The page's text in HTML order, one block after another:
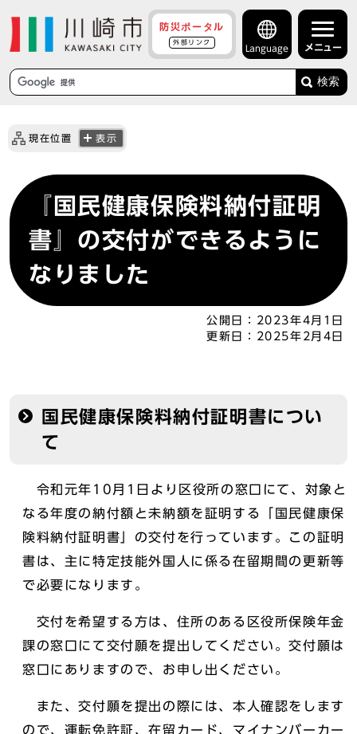
防災ポータル
外部リンク
Language メニュー
検索
現在位置 表示
『国民健康保険料納付証明
書』の交付ができるように
なりました
公開日：
2023年4月1日
更新日：
2025年2月4日
国民健康保険料納付証明書につい
て
令和元年10月1日より区役所の窓口にて、対象と
なる年度の納付額と未納額を証明する「国民健康保
険料納付証明書」の交付を行っています。この証明
書は、主に特定技能外国人に係る在留期間の更新等
で必要になります。
交付を希望する方は、住所のある区役所保険年金
課の窓口にて交付願を提出してください。交付願は
窓口にありますので、お申し出ください。
また、交付願を提出の際には、本人確認をします
ので、運転免許証、在留カード、マイナンバーカー